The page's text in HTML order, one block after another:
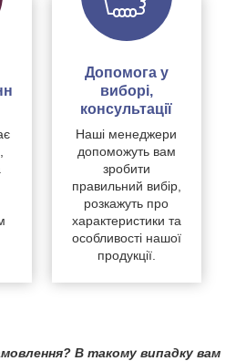
Допомога у
виборі,
консультації
Наші менеджери
допоможуть вам
зробити
правильний вибір,
розкажуть про
характеристики та
особливості нашої
продукції.
В такому випадку вам